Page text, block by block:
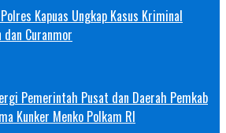
Kapuas Ungkap Kasus Kriminal
dan Curanmor
Pemerintah Pusat dan Daerah Pemkab
Kunker Menko Polkam RI